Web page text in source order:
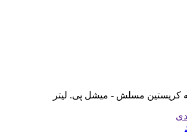
کریستین مسلش - میشل پی. لیتر